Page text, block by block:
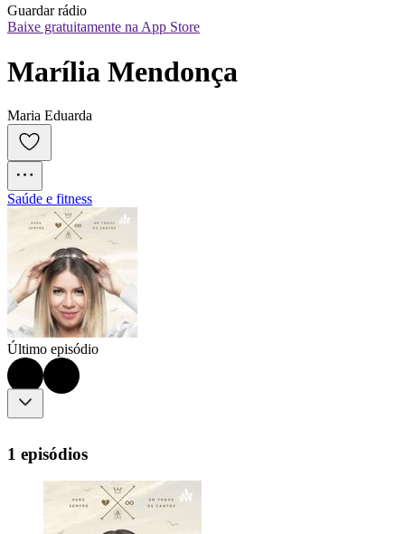
Guardar rádio
Baixe gratuitamente na App Store
Marília Mendonça
Maria Eduarda
Saúde e fitness
Último episódio
1 episódios